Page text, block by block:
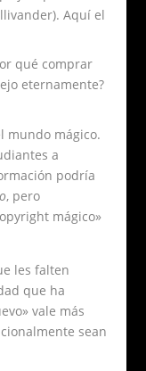
Aquí el
qué comprar
eternamente?
mundo mágico.
a
podría
, pero
mágico»
les falten
que ha
vale más
sean